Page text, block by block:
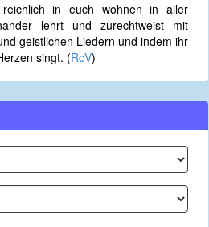
in euch wohnen in aller
lehrt und zurechtweist mit
geistlichen Liedern und indem ihr
singt. (RcV)